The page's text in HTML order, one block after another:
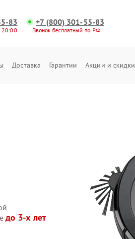
83
20:00
+7 (800) 301-55-83
Звонок бесплатный по РФ
Доставка Гарантии Акции и скидки
до 3-х лет